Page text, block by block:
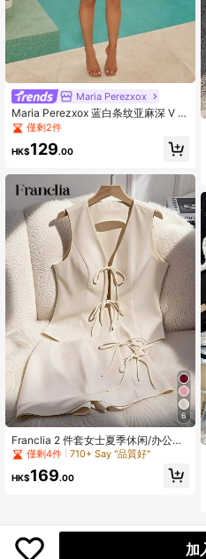
Maria Perezxox
Maria Perezxox 蓝白条纹亚麻深 V 领
系带露背背心和低腰抽绳系带宽松休
闲短款沙滩短裤，性感可爱优雅浪漫
夏季女装
僅剩2件
HK$129.00
6
Franclia 2 件套女士夏季休闲/办公纯
色系带背心和裙子套装
僅剩4件 710+ Say "品質好"
HK$169.00
加